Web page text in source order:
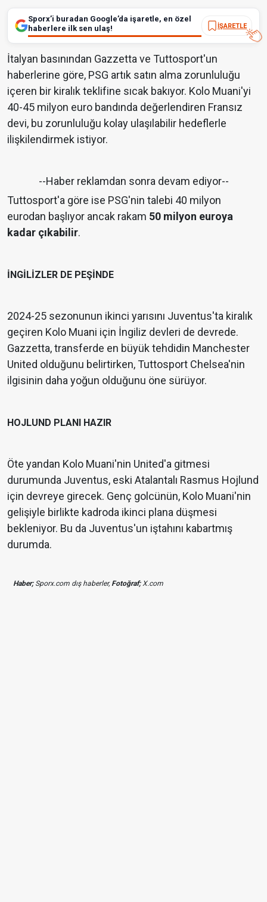
Sporx’i buradan Google’da işaretle, en özel
haberlere ilk sen ulaş!
İŞARETLE
İtalyan basınından Gazzetta ve Tuttosport'un
haberlerine göre, PSG artık satın alma zorunluluğu
içeren bir kiralık teklifine sıcak bakıyor. Kolo Muani'yi
40-45 milyon euro bandında değerlendiren Fransız
devi, bu zorunluluğu kolay ulaşılabilir hedeflerle
ilişkilendirmek istiyor.
--Haber reklamdan sonra devam ediyor--
Tuttosport'a göre ise PSG'nin talebi 40 milyon
eurodan başlıyor ancak rakam 50 milyon euroya
kadar çıkabilir.
İNGİLİZLER DE PEŞİNDE
2024-25 sezonunun ikinci yarısını Juventus'ta kiralık
geçiren Kolo Muani için İngiliz devleri de devrede.
Gazzetta, transferde en büyük tehdidin Manchester
United olduğunu belirtirken, Tuttosport Chelsea'nin
ilgisinin daha yoğun olduğunu öne sürüyor.
HOJLUND PLANI HAZIR
Öte yandan Kolo Muani'nin United'a gitmesi
durumunda Juventus, eski Atalantalı Rasmus Hojlund
için devreye girecek. Genç golcünün, Kolo Muani'nin
gelişiyle birlikte kadroda ikinci plana düşmesi
bekleniyor. Bu da Juventus'un iştahını kabartmış
durumda.
Haber;Sporx.com dış haberler,Fotoğraf;X.com